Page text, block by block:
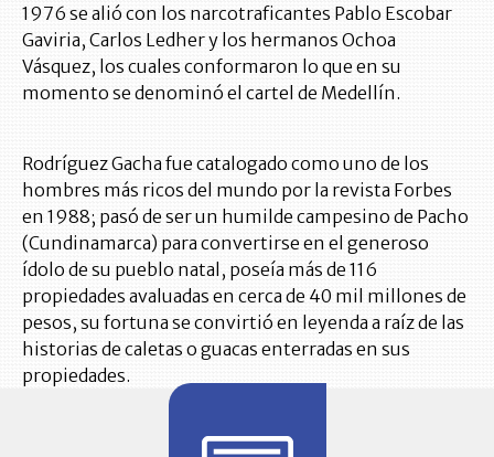
1976 se alió con los narcotraficantes Pablo Escobar
Gaviria, Carlos Ledher y los hermanos Ochoa
Vásquez, los cuales conformaron lo que en su
momento se denominó el cartel de Medellín.
Rodríguez Gacha fue catalogado como uno de los
hombres más ricos del mundo por la revista Forbes
en 1988; pasó de ser un humilde campesino de Pacho
(Cundinamarca) para convertirse en el generoso
ídolo de su pueblo natal, poseía más de 116
propiedades avaluadas en cerca de 40 mil millones de
pesos, su fortuna se convirtió en leyenda a raíz de las
historias de caletas o guacas enterradas en sus
propiedades.